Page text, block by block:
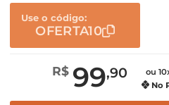
Use o código:
OFERTA10
R$ 99,90
ou
No